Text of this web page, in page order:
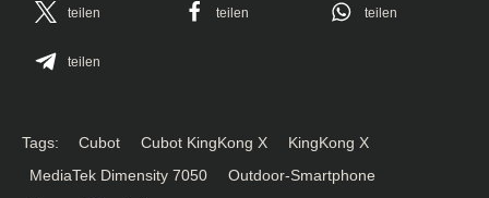
teilen teilen teilen
teilen
Tags: Cubot Cubot KingKong X
KingKong X
MediaTek Dimensity 7050
Outdoor-Smartphone